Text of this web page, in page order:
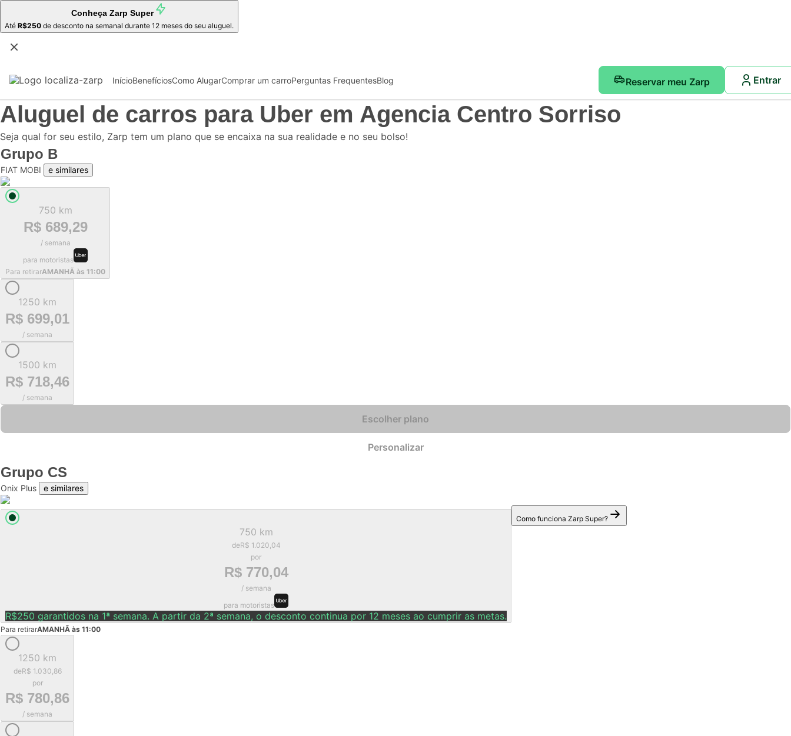
Conheça Zarp Super
Até R$250 de desconto na semanal durante 12 meses do seu aluguel.
InícioBenefíciosComo AlugarComprar um carroPerguntas FrequentesBlog Reservar meu Zarp Entrar
Aluguel de carros para Uber em Agencia Centro Sorriso
Seja qual for seu estilo, Zarp tem um plano que se encaixa na sua realidade e no seu bolso!
Grupo B
FIAT MOBI e similares
750 km
R$ 689,29
/ semana
para motoristas
Para retirarAMANHÃ às 11:00
1250 km
R$ 699,01
/ semana
1500 km
R$ 718,46
/ semana
Escolher plano
Personalizar
Grupo CS
Onix Plus e similares
750 km
deR$ 1.020,04
por
R$ 770,04
/ semana
para motoristas
R$250 garantidos na 1ª semana. A partir da 2ª semana, o desconto continua por 12 meses ao cumprir as metas.
Como funciona Zarp Super?
Para retirarAMANHÃ às 11:00
1250 km
deR$ 1.030,86
por
R$ 780,86
/ semana